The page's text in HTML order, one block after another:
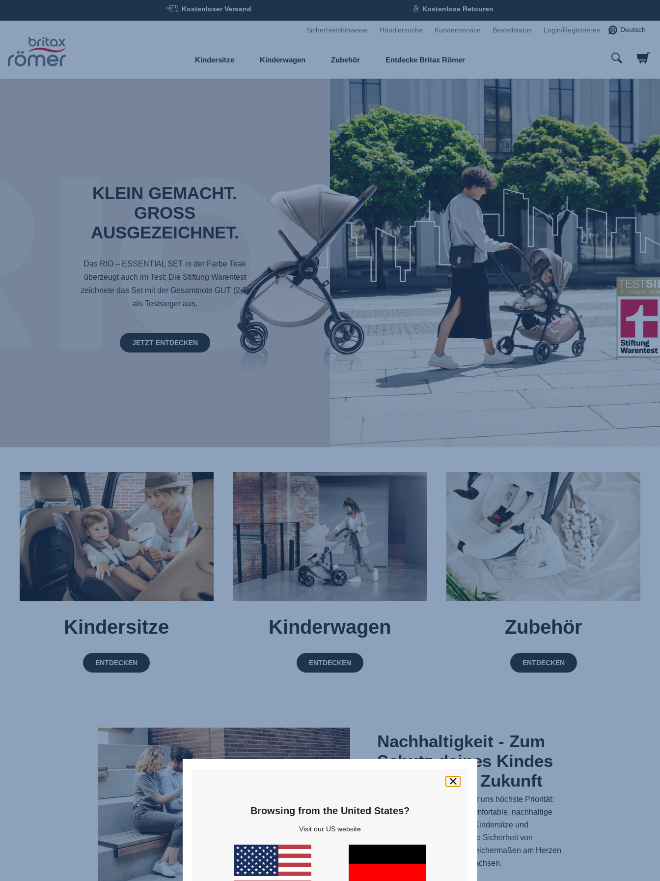
Hauptinhalt
springen
Kostenloser Versand Kostenlose Retouren
Sicherheitshinweise Händlersuche Kundenservice Bestellstatus Login/Registrieren Deutsch
Kindersitze Kinderwagen Zubehör Entdecke Britax Römer
KLEIN GEMACHT.
GROSS
AUSGEZEICHNET.
Das RIO – ESSENTIAL SET in der Farbe Teak
überzeugt auch im Test: Die Stiftung Warentest
zeichnete das Set mit der Gesamtnote GUT (2,3)
als Testsieger aus.
JETZT ENTDECKEN
Kindersitze
ENTDECKEN
Kinderwagen
ENTDECKEN
Zubehör
ENTDECKEN
Nachhaltigkeit - Zum
Schutz deines Kindes
und unserer Zukunft
Das Thema Sicherheit hat für uns höchste Priorität:
Unser Ziel ist es, sichere, komfortable, nachhaltige
und einfach zu bedienende Kindersitze und
Kinderwagen anzubieten. Die Sicherheit von
Kindern weltweit liegt uns gleichermaßen am Herzen
wie die Welt, in der sie aufwachsen.
Browsing from the United States?
Visit our US website